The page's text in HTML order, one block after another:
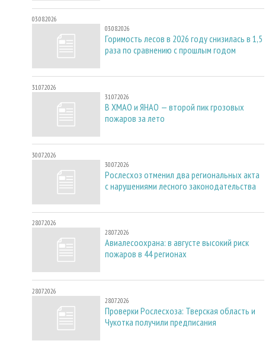
03.08.2026
03.08.2026
Горимость лесов в 2026 году снизилась в 1,5
раза по сравнению с прошлым годом
31.07.2026
31.07.2026
В ХМАО и ЯНАО — второй пик грозовых
пожаров за лето
30.07.2026
30.07.2026
Рослесхоз отменил два региональных акта
с нарушениями лесного законодательства
28.07.2026
28.07.2026
Авиалесоохрана: в августе высокий риск
пожаров в 44 регионах
28.07.2026
28.07.2026
Проверки Рослесхоза: Тверская область и
Чукотка получили предписания